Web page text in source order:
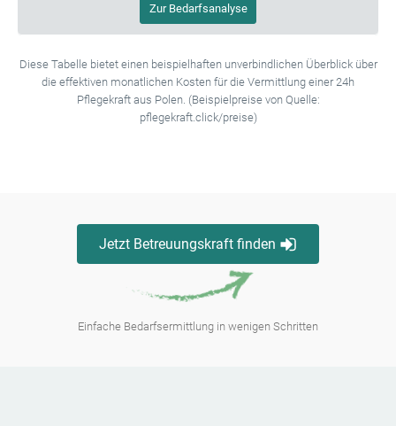
Zur Bedarfsanalyse
Diese Tabelle bietet einen beispielhaften unverbindlichen Überblick über
die effektiven monatlichen Kosten für die Vermittlung einer 24h
Pflegekraft aus Polen. (Beispielpreise von Quelle:
pflegekraft.click/preise)
Jetzt Betreuungskraft finden
Einfache Bedarfsermittlung in wenigen Schritten